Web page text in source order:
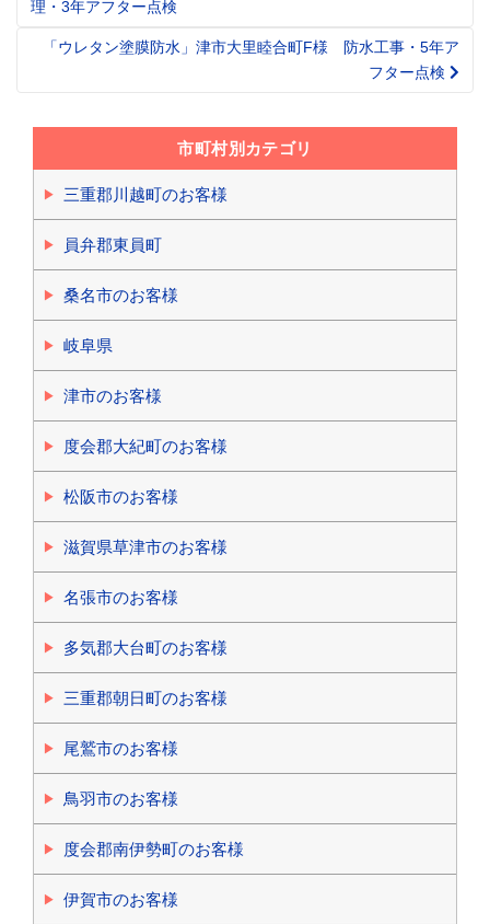
navigation
理・3年アフター点検
「ウレタン塗膜防水」津市大里睦合町F様 防水工事・5年ア
フター点検
市町村別カテゴリ
三重郡川越町のお客様
員弁郡東員町
桑名市のお客様
岐阜県
津市のお客様
度会郡大紀町のお客様
松阪市のお客様
滋賀県草津市のお客様
名張市のお客様
多気郡大台町のお客様
三重郡朝日町のお客様
尾鷲市のお客様
鳥羽市のお客様
度会郡南伊勢町のお客様
伊賀市のお客様